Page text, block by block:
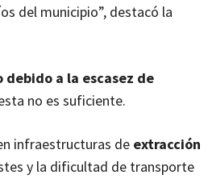
del municipio”, destacó la
a la escasez de
no es suficiente.
infraestructuras de extracción
y la dificultad de transporte